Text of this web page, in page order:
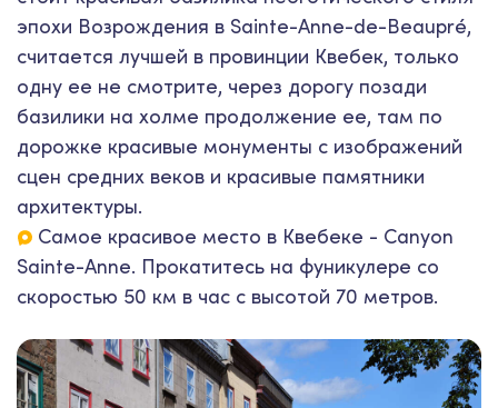
эпохи Возрождения в Sainte-Anne-de-Beaupré,
считается лучшей в провинции Квебек, только
одну ее не смотрите, через дорогу позади
базилики на холме продолжение ее, там по
дорожке красивые монументы с изображений
сцен средних веков и красивые памятники
архитектуры.
Самое красивое место в Квебеке - Canyon
Sainte-Anne. Прокатитесь на фуникулере со
скоростью 50 км в час с высотой 70 метров.